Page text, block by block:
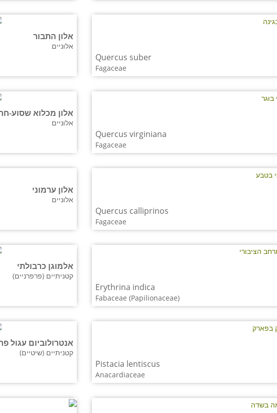
Quercus suber
Fagaceae
אלון התבור
אלוניים
Quercus virginiana
Fagaceae
אלון מכלוא שסוע-
אלוניים
Quercus calliprinos
Fagaceae
אלון ערמוני
אלוניים
Erythrina indica
Fabaceae (Papilionaceae)
אלמוגן כרבולתי
קטניתיים (פרפרניים)
Pistacia lentiscus
Anacardiaceae
אנטרולוביום עגול
קטניתיים (שיטיים)